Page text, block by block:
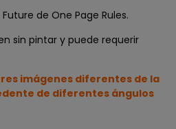
de One Page Rules.
sin pintar y puede requerir
imágenes diferentes de la
de diferentes ángulos